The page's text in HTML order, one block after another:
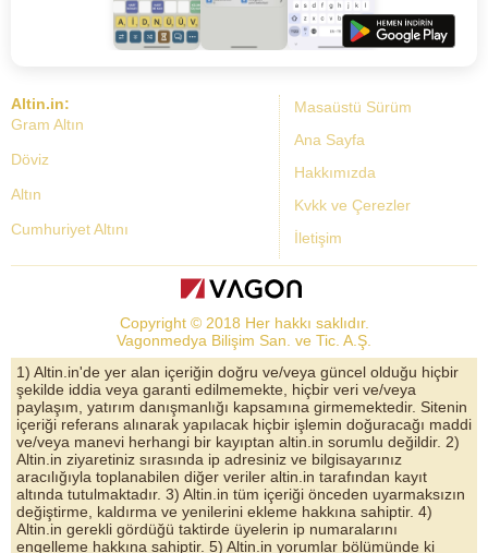
Masaüstü Sürüm
Ana Sayfa
Hakkımızda
Kvkk ve Çerezler
İletişim
Altin.in:
Gram Altın
Döviz
Altın
Cumhuriyet Altını
Dolar Kuru
Altın Yorumları
Döviz Kurları
Çeyrek Altın
Bitcoin
Euro/Dolar Parite
Sterlin
Copyright © 2018 Her hakkı saklıdır.
Vagonmedya Bilişim San. ve Tic. A.Ş.
1) Altin.in'de yer alan içeriğin doğru ve/veya güncel olduğu hiçbir
şekilde iddia veya garanti edilmemekte, hiçbir veri ve/veya
paylaşım, yatırım danışmanlığı kapsamına girmemektedir. Sitenin
içeriği referans alınarak yapılacak hiçbir işlemin doğuracağı maddi
ve/veya manevi herhangi bir kayıptan altin.in sorumlu değildir. 2)
Altin.in ziyaretiniz sırasında ip adresiniz ve bilgisayarınız
aracılığıyla toplanabilen diğer veriler altin.in tarafından kayıt
altında tutulmaktadır. 3) Altin.in tüm içeriği önceden uyarmaksızın
değiştirme, kaldırma ve yenilerini ekleme hakkına sahiptir. 4)
Altin.in gerekli gördüğü taktirde üyelerin ip numaralarını
engelleme hakkına sahiptir. 5) Altin.in yorumlar bölümünde ki